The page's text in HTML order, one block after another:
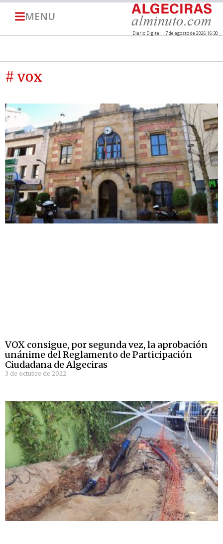
MENU
Diario Digital | 7 de agosto de 2026 16:30
# vox
VOX consigue, por segunda vez, la aprobación
unánime del Reglamento de Participación
Ciudadana de Algeciras
3 de octubre de 2022